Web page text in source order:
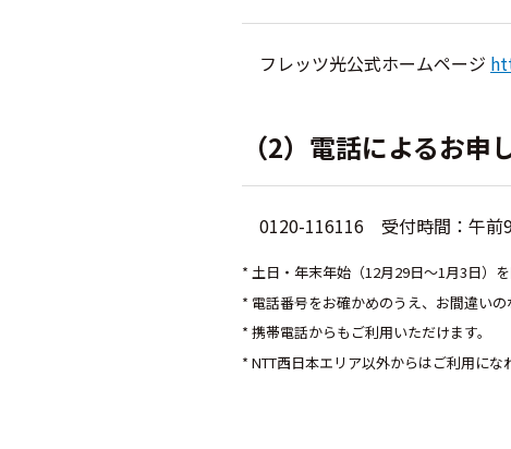
フレッツ光公式ホームページ
（2）電話によるお
0120-116116 受付時間：午前
* 土日・年末年始（12月29日～1月3日）を
* 電話番号をお確かめのうえ、お間違いの
* 携帯電話からもご利用いただけます。
* NTT西日本エリア以外からはご利用にな